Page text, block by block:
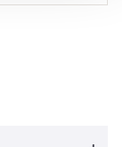
niezbędne
wiązało